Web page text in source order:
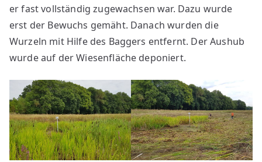
er fast vollständig zugewachsen war. Dazu wurde
erst der Bewuchs gemäht. Danach wurden die
Wurzeln mit Hilfe des Baggers entfernt. Der Aushub
wurde auf der Wiesenfläche deponiert.